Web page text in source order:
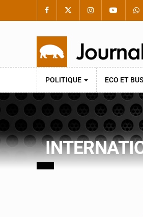
POLITIQUE ECO ET